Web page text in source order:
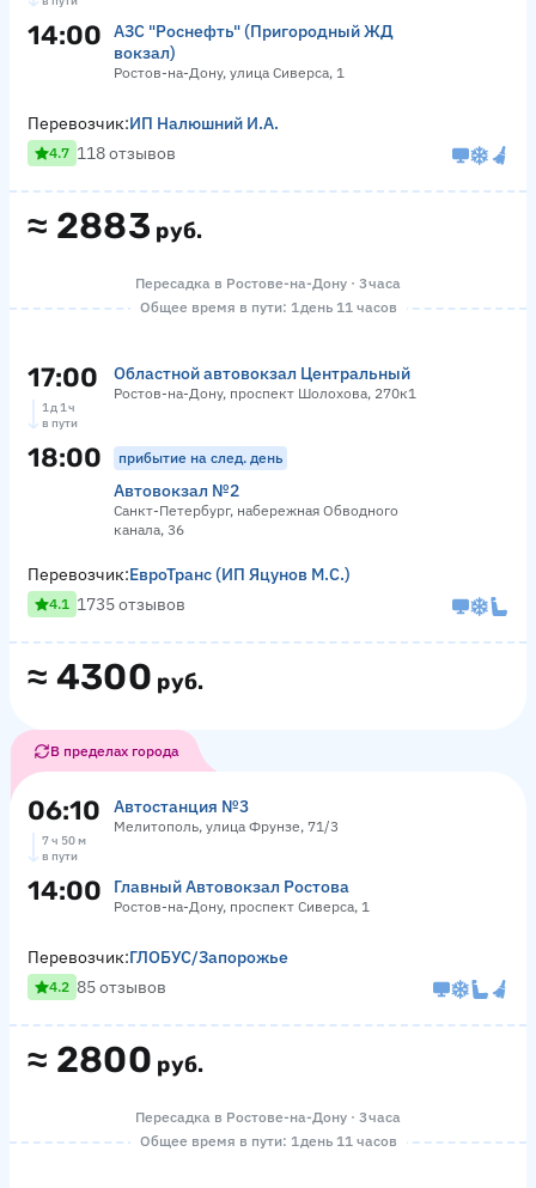
14:00
АЗС "Роснефть" (Пригородный ЖД
вокзал)
Ростов-на-Дону, улица Сиверса, 1
≈ 2883 руб.
Перевозчик:ИП Налюшний И.А.
4.7 118 отзывов
Пересадка в Ростове-на-Дону · 3 часа
Общее время в пути: 1 день 11 часов
17:00 Областной автовокзал Центральный
Ростов-на-Дону, проспект Шолохова, 270к1
1 д 1 ч
в пути
18:00 прибытие на след. день
Автовокзал №2
Санкт-Петербург, набережная Обводного
канала, 36
≈ 4300 руб.
Перевозчик:ЕвроТранс (ИП Яцунов М.С.)
4.1 1735 отзывов
В пределах города
06:10 Автостанция №3
Мелитополь, улица Фрунзе, 71/3
7 ч 50 м
в пути
14:00 Главный Автовокзал Ростова
Ростов-на-Дону, проспект Сиверса, 1
≈ 2800 руб.
Перевозчик:ГЛОБУС/Запорожье
4.2 85 отзывов
Пересадка в Ростове-на-Дону · 3 часа
Общее время в пути: 1 день 11 часов